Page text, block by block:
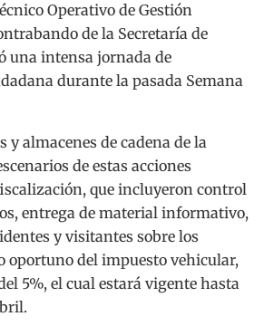
Operativo de Gestión
de la Secretaría de
una intensa jornada de
durante la pasada Semana
y almacenes de cadena de la
de estas acciones
que incluyeron control
entrega de material informativo,
y visitantes sobre los
oportuno del impuesto vehicular,
5%, el cual estará vigente hasta